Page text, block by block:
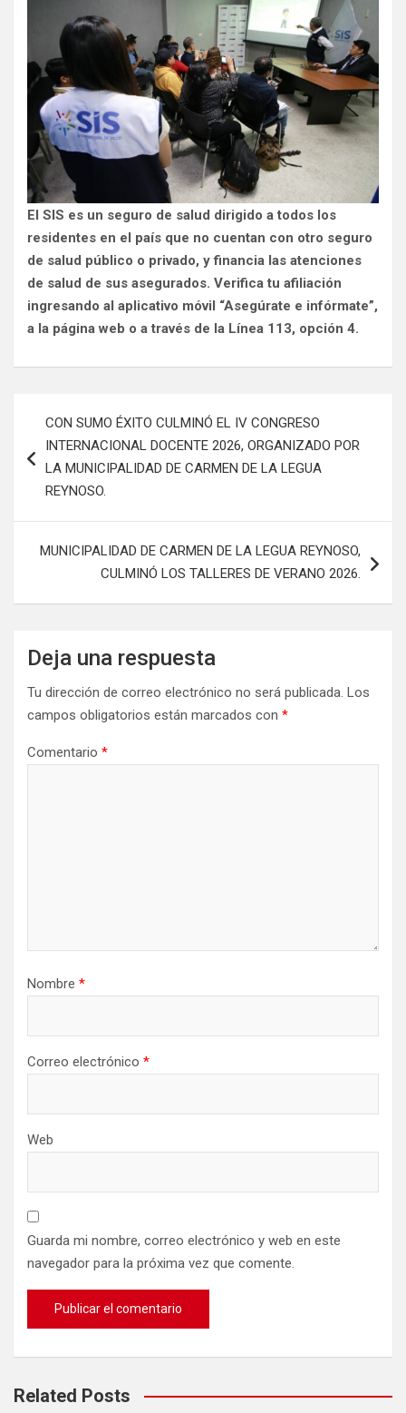
El SIS es un seguro de salud dirigido a todos los
residentes en el país que no cuentan con otro seguro
de salud público o privado, y financia las atenciones
de salud de sus asegurados. Verifica tu afiliación
ingresando al aplicativo móvil “Asegúrate e infórmate”,
a la página web o a través de la Línea 113, opción 4.
CON SUMO ÉXITO CULMINÓ EL IV CONGRESO
INTERNACIONAL DOCENTE 2026, ORGANIZADO POR
LA MUNICIPALIDAD DE CARMEN DE LA LEGUA
REYNOSO.
MUNICIPALIDAD DE CARMEN DE LA LEGUA REYNOSO,
CULMINÓ LOS TALLERES DE VERANO 2026.
Deja una respuesta
Tu dirección de correo electrónico no será publicada. Los
campos obligatorios están marcados con *
Comentario *
Nombre *
Correo electrónico *
Web
Guarda mi nombre, correo electrónico y web en este
navegador para la próxima vez que comente.
Related Posts